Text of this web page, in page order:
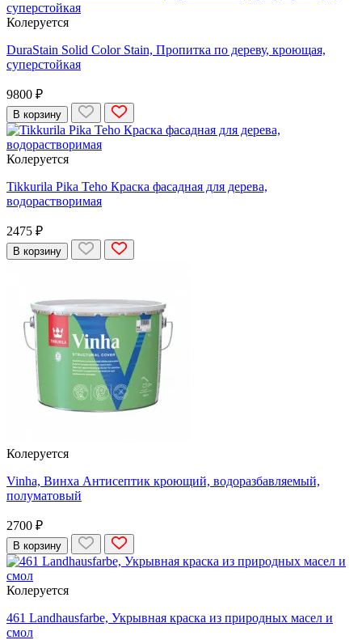
Колеруется
DuraStain Solid Color Stain, Пропитка по дереву, кроющая,
суперстойкая
9800 ₽
В корзину
Колеруется
Tikkurila Pika Teho Краска фасадная для дерева,
водорастворимая
2475 ₽
В корзину
Колеруется
Vinha, Винха Антисептик кроющий, водоразбавляемый,
полуматовый
2700 ₽
В корзину
Колеруется
461 Landhausfarbe, Укрывная краска из природных масел и
смол